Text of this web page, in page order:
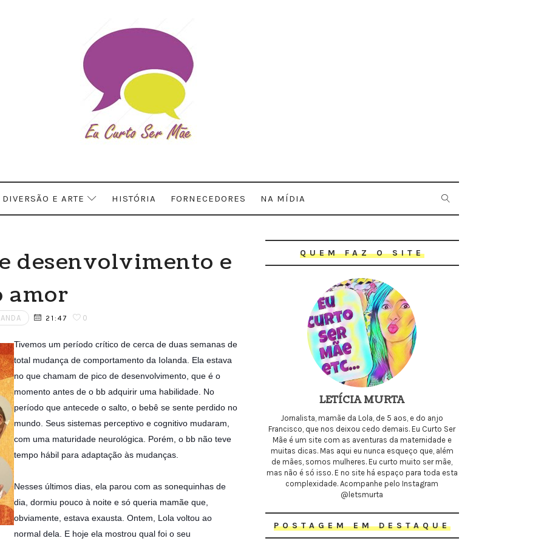
DIVERSÃO E ARTE HISTÓRIA FORNECEDORES NA MÍDIA
desenvolvimento e
amor
21:47 0
Tivemos um período crítico de cerca de duas semanas de
total mudança de comportamento da Iolanda. Ela estava
no que chamam de pico de desenvolvimento, que é o
momento antes de o bb adquirir uma habilidade. No
período que antecede o salto, o bebê se sente perdido no
mundo. Seus sistemas perceptivo e cognitivo mudaram,
com uma maturidade neurológica. Porém, o bb não teve
tempo hábil para adaptação às mudanças.
Nesses últimos dias, ela parou com as sonequinhas de
dia, dormiu pouco à noite e só queria mamãe que,
obviamente, estava exausta. Ontem, Lola voltou ao
normal dela. E hoje ela mostrou qual foi o seu
QUEM FAZ O SITE
LETÍCIA MURTA
Jornalista, mamãe da Lola, de 5 aos, e do anjo
Francisco, que nos deixou cedo demais. Eu Curto Ser
Mãe é um site com as aventuras da maternidade e
muitas dicas. Mas aqui eu nunca esqueço que, além
de mães, somos mulheres. Eu curto muito ser mãe,
mas não é só isso. E no site há espaço para toda esta
complexidade. Acompanhe pelo Instagram
@letsmurta
POSTAGEM EM DESTAQUE